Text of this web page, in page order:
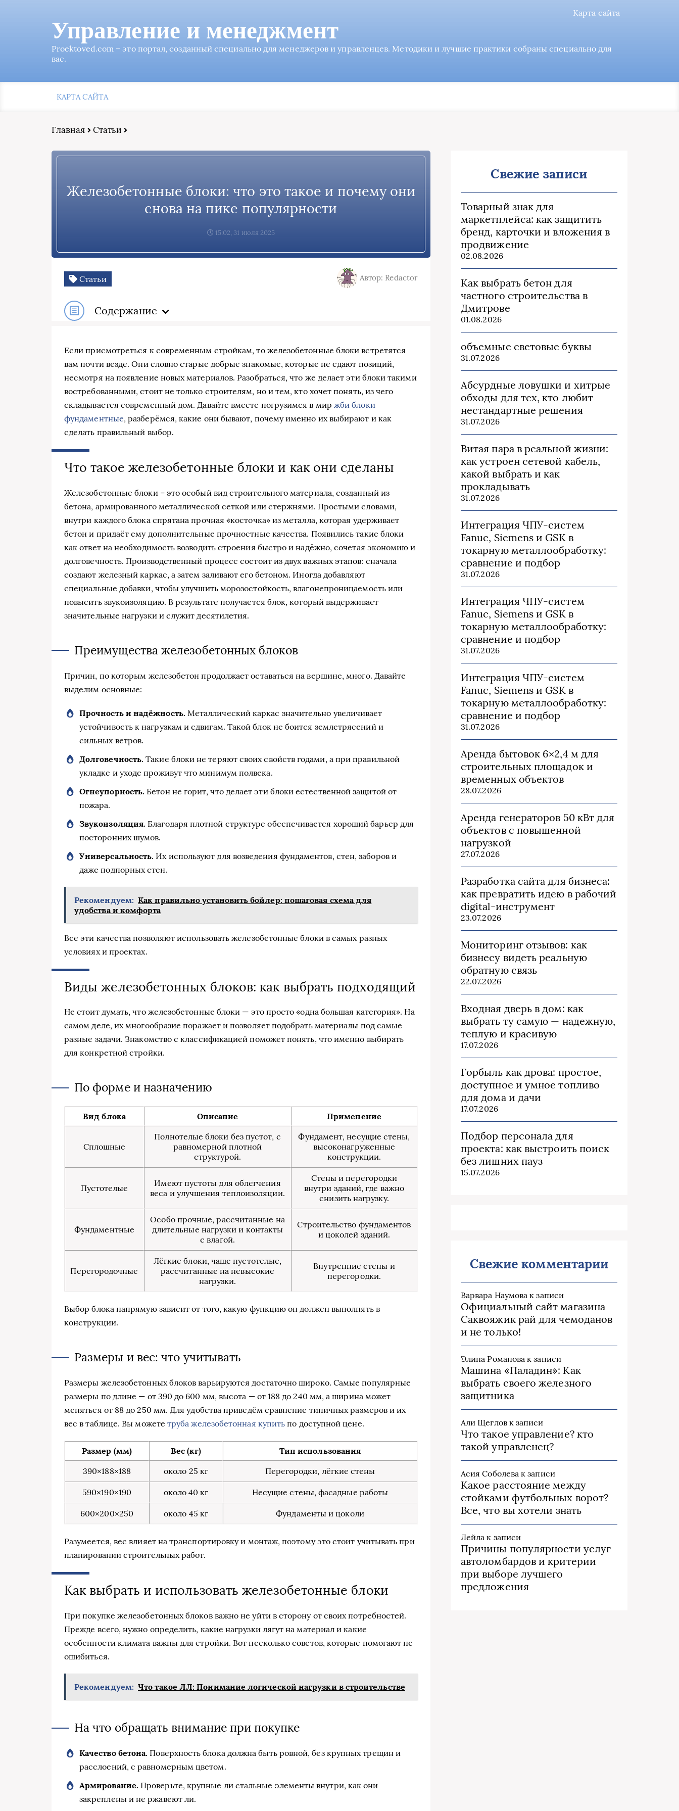
Карта сайта
Управление и менеджмент
Proektoved.com – это портал, созданный специально для менеджеров и управленцев. Методики и лучшие практики собраны специально для
вас.
КАРТА САЙТА
Главная Статьи
Железобетонные блоки: что это такое и почему они
снова на пике популярности
15:02, 31 июля 2025
Статьи Автор: Redactor
Содержание
Если присмотреться к современным стройкам, то железобетонные блоки встретятся
вам почти везде. Они словно старые добрые знакомые, которые не сдают позиций,
несмотря на появление новых материалов. Разобраться, что же делает эти блоки такими
востребованными, стоит не только строителям, но и тем, кто хочет понять, из чего
складывается современный дом. Давайте вместе погрузимся в мир жби блоки
фундаментные, разберёмся, какие они бывают, почему именно их выбирают и как
сделать правильный выбор.
Что такое железобетонные блоки и как они сделаны
Железобетонные блоки – это особый вид строительного материала, созданный из
бетона, армированного металлической сеткой или стержнями. Простыми словами,
внутри каждого блока спрятана прочная «косточка» из металла, которая удерживает
бетон и придаёт ему дополнительные прочностные качества. Появились такие блоки
как ответ на необходимость возводить строения быстро и надёжно, сочетая экономию и
долговечность. Производственный процесс состоит из двух важных этапов: сначала
создают железный каркас, а затем заливают его бетоном. Иногда добавляют
специальные добавки, чтобы улучшить морозостойкость, влагонепроницаемость или
повысить звукоизоляцию. В результате получается блок, который выдерживает
значительные нагрузки и служит десятилетия.
Преимущества железобетонных блоков
Причин, по которым железобетон продолжает оставаться на вершине, много. Давайте
выделим основные:
Прочность и надёжность. Металлический каркас значительно увеличивает
устойчивость к нагрузкам и сдвигам. Такой блок не боится землетрясений и
сильных ветров.
Долговечность. Такие блоки не теряют своих свойств годами, а при правильной
укладке и уходе проживут что минимум полвека.
Огнеупорность. Бетон не горит, что делает эти блоки естественной защитой от
пожара.
Звукоизоляция. Благодаря плотной структуре обеспечивается хороший барьер для
посторонних шумов.
Универсальность. Их используют для возведения фундаментов, стен, заборов и
даже подпорных стен.
Рекомендуем: Как правильно установить бойлер: пошаговая схема для
удобства и комфорта
Все эти качества позволяют использовать железобетонные блоки в самых разных
условиях и проектах.
Виды железобетонных блоков: как выбрать подходящий
Не стоит думать, что железобетонные блоки — это просто «одна большая категория». На
самом деле, их многообразие поражает и позволяет подобрать материалы под самые
разные задачи. Знакомство с классификацией поможет понять, что именно выбирать
для конкретной стройки.
По форме и назначению
Вид блока Описание Применение
Сплошные
Полнотелые блоки без пустот, с
равномерной плотной
структурой.
Фундамент, несущие стены,
высоконагруженные
конструкции.
Пустотелые
Имеют пустоты для облегчения
веса и улучшения теплоизоляции.
Стены и перегородки
внутри зданий, где важно
снизить нагрузку.
Фундаментные
Особо прочные, рассчитанные на
длительные нагрузки и контакты
с влагой.
Строительство фундаментов
и цоколей зданий.
Перегородочные
Лёгкие блоки, чаще пустотелые,
рассчитанные на невысокие
нагрузки.
Внутренние стены и
перегородки.
Выбор блока напрямую зависит от того, какую функцию он должен выполнять в
конструкции.
Размеры и вес: что учитывать
Размеры железобетонных блоков варьируются достаточно широко. Самые популярные
размеры по длине — от 390 до 600 мм, высота — от 188 до 240 мм, а ширина может
меняться от 88 до 250 мм. Для удобства приведём сравнение типичных размеров и их
вес в таблице. Вы можететруба железобетонная купить по доступной цене.
Размер (мм) Вес (кг)
Тип использования
390×188×188
около 25 кг Перегородки, лёгкие стены
590×190×190 около 40 кг Несущие стены, фасадные работы
600×200×250 около 45 кг Фундаменты и цоколи
Разумеется, вес влияет на транспортировку и монтаж, поэтому это стоит учитывать при
планировании строительных работ.
Как выбрать и использовать железобетонные блоки
При покупке железобетонных блоков важно не уйти в сторону от своих потребностей.
Прежде всего, нужно определить, какие нагрузки лягут на материал и какие
особенности климата важны для стройки. Вот несколько советов, которые помогают не
ошибиться.
Рекомендуем: Что такое ЛЛ: Понимание логической нагрузки в строительстве
На что обращать внимание при покупке
Качество бетона. Поверхность блока должна быть ровной, без крупных трещин и
расслоений, с равномерным цветом.
Армирование. Проверьте, крупные ли стальные элементы внутри, как они
закреплены и не ржавеют ли.
Свежие записи
Товарный знак для
маркетплейса: как защитить
бренд, карточки и вложения в
продвижение
02.08.2026
Как выбрать бетон для
частного строительства в
Дмитрове
01.08.2026
объемные световые буквы
31.07.2026
Абсурдные ловушки и хитрые
обходы для тех, кто любит
нестандартные решения
31.07.2026
Витая пара в реальной жизни:
как устроен сетевой кабель,
какой выбрать и как
прокладывать
31.07.2026
Интеграция ЧПУ-систем
Fanuc, Siemens и GSK в
токарную металлообработку:
сравнение и подбор
31.07.2026
Интеграция ЧПУ-систем
Fanuc, Siemens и GSK в
токарную металлообработку:
сравнение и подбор
31.07.2026
Интеграция ЧПУ-систем
Fanuc, Siemens и GSK в
токарную металлообработку:
сравнение и подбор
31.07.2026
Аренда бытовок 6×2,4 м для
строительных площадок и
временных объектов
28.07.2026
Аренда генераторов 50 кВт для
объектов с повышенной
нагрузкой
27.07.2026
Разработка сайта для бизнеса:
как превратить идею в рабочий
digital-инструмент
23.07.2026
Мониторинг отзывов: как
бизнесу видеть реальную
обратную связь
22.07.2026
Входная дверь в дом: как
выбрать ту самую — надежную,
теплую и красивую
17.07.2026
Горбыль как дрова: простое,
доступное и умное топливо
для дома и дачи
17.07.2026
Подбор персонала для
проекта: как выстроить поиск
без лишних пауз
15.07.2026
Свежие комментарии
Варвара Наумова к записи
Официальный сайт магазина
Саквояжик рай для чемоданов
и не только!
Элина Романова к записи
Машина «Паладин»: Как
выбрать своего железного
защитника
Али Щегловк записи
Что такое управление? кто
такой управленец?
Асия Соболева к записи
Какое расстояние между
стойками футбольных ворот?
Все, что вы хотели знать
Лейла к записи
Причины популярности услуг
автоломбардов и критерии
при выборе лучшего
предложения